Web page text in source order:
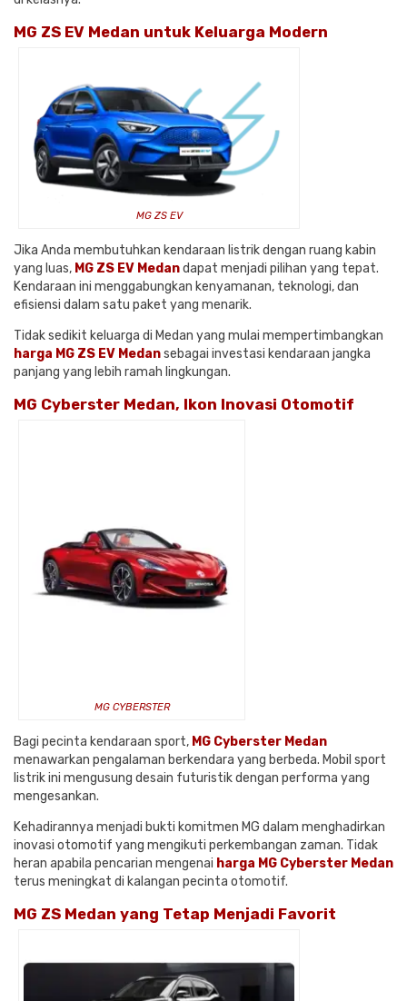
MG ZS EV Medan untuk Keluarga Modern
MG ZS EV
Jika Anda membutuhkan kendaraan listrik dengan ruang kabin
yang luas, MG ZS EV Medandapat menjadi pilihan yang tepat.
Kendaraan ini menggabungkan kenyamanan, teknologi, dan
efisiensi dalam satu paket yang menarik.
Tidak sedikit keluarga di Medan yang mulai mempertimbangkan
harga MG ZS EV Medansebagai investasi kendaraan jangka
panjang yang lebih ramah lingkungan.
MG Cyberster Medan, Ikon Inovasi Otomotif
MG CYBERSTER
Bagi pecinta kendaraan sport, MG Cyberster Medan
menawarkan pengalaman berkendara yang berbeda. Mobil sport
listrik ini mengusung desain futuristik dengan performa yang
mengesankan.
Kehadirannya menjadi bukti komitmen MG dalam menghadirkan
inovasi otomotif yang mengikuti perkembangan zaman. Tidak
heran apabila pencarian mengenai harga MG Cyberster Medan
terus meningkat di kalangan pecinta otomotif.
MG ZS Medan yang Tetap Menjadi Favorit